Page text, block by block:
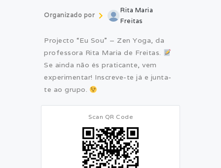
Organizado por
Rita Maria
Freitas
Projecto “Eu Sou” – Zen Yoga, da
professora Rita Maria de Freitas.
Se ainda não és praticante, vem
experimentar! Inscreve-te já e junta-
te ao grupo.
Scan QR Code